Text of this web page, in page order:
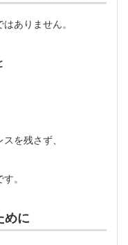
ありません。
を残さず、
。
めに